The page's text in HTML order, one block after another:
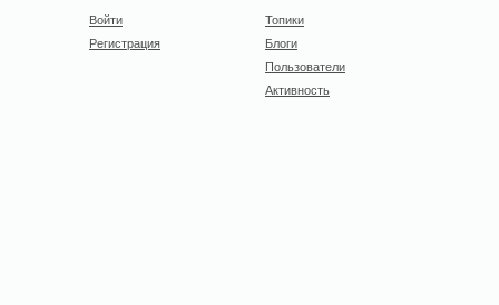
Войти
Регистрация
Топики
Блоги
Пользователи
Активность